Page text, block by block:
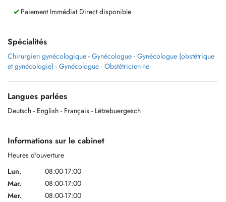
Paiement Immédiat Direct disponible
Spécialités
Chirurgien gynécologique - Gynécologue - Gynécologue (obstétrique
et gynécologie) - Gynécologue - Obstétricien-ne
Langues parlées
Deutsch - English - Français - Lëtzebuergesch
Informations sur le cabinet
Heures d'ouverture
Lun.
08:00-17:00
Mar.
08:00-17:00
Mer.
08:00-17:00